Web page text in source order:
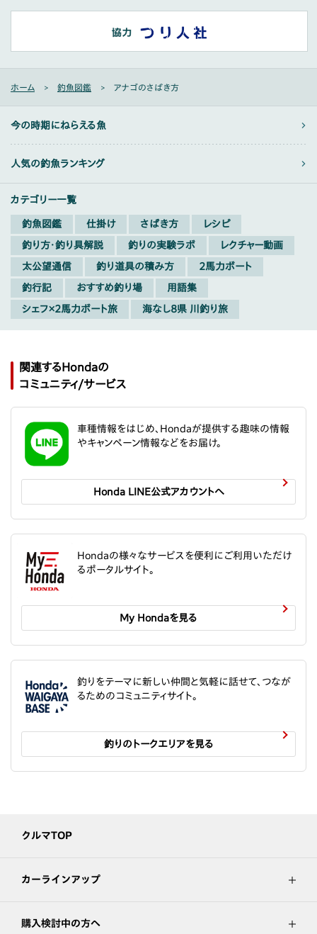
ホーム 釣魚図鑑 アナゴのさばき方
今の時期にねらえる魚
人気の釣魚ランキング
カテゴリー一覧
釣魚図鑑 仕掛け さばき方 レシピ
釣り方・釣り具解説 釣りの実験ラボ レクチャー動画
太公望通信 釣り道具の積み方 2馬力ボート
釣行記 おすすめ釣り場 用語集
シェフ×2馬力ボート旅 海なし8県 川釣り旅
関連するHondaの
コミュニティ/サービス
車種情報をはじめ、Hondaが提供する趣味の情報
やキャンペーン情報などをお届け。
Honda LINE公式アカウントへ
Hondaの様々なサービスを便利にご利用いただけ
るポータルサイト。
My Hondaを見る
釣りをテーマに新しい仲間と気軽に話せて、つなが
るためのコミュニティサイト。
釣りのトークエリアを見る
クルマTOP
カーラインアップ
購入検討中の方へ